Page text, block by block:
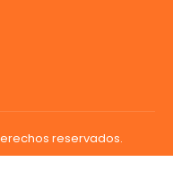
reservados.